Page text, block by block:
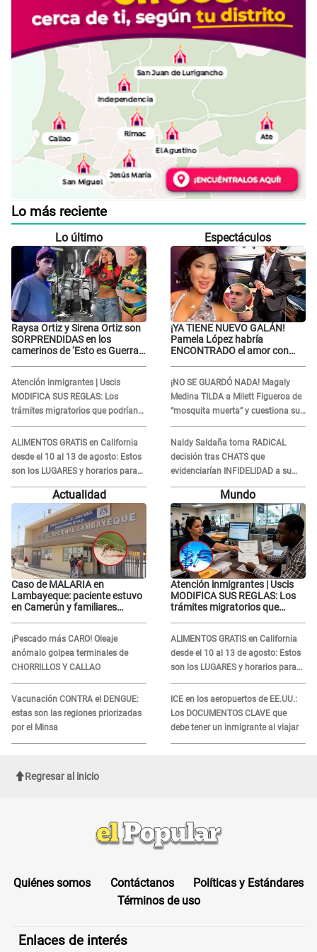
Lo más reciente
Lo último
Raysa Ortiz y Sirena Ortiz son
SORPRENDIDAS en los
camerinos de ‘Esto es Guerra’
Gabriel Moisés: “Gracias”
Atención inmigrantes | Uscis
MODIFICA SUS REGLAS: Los
trámites migratorios que podrían
necesitar tu prueba de ADN
ALIMENTOS GRATIS en California
desde el 10 al 13 de agosto: Estos
son los LUGARES y horarios para
recibir la ayuda
Espectáculos
¡YA TIENE NUEVO GALÁN!
Pamela López habría
ENCONTRADO el amor con
¡NO SE GUARDÓ NADA! Magaly
Medina TILDA a Milett Figueroa de
“mosquita muerta” y cuestiona su
RECONCILIACIÓN con Marcelo
Tinelli en TV argentina
Naldy Saldaña toma RADICAL
decisión tras CHATS que
evidenciarían INFIDELIDAD a su
novio con animador de 'La Bella
Luz': "Un día..."
Actualidad
Caso de MALARIA en
Lambayeque: paciente estuvo
en Camerún y familiares
¡Pescado más CARO! Oleaje
anómalo golpea terminales de
CHORRILLOS Y CALLAO
Vacunación CONTRA el DENGUE:
estas son las regiones priorizadas
por el Minsa
Mundo
Atención inmigrantes | Uscis
MODIFICA SUS REGLAS: Los
trámites migratorios que
ALIMENTOS GRATIS en California
desde el 10 al 13 de agosto: Estos
son los LUGARES y horarios para
recibir la ayuda
ICE en los aeropuertos de EE.UU.:
Los DOCUMENTOS CLAVE que
debe tener un inmigrante al viajar
Regresar al inicio
Quiénes somos Contáctanos
Políticas y Estándares
Términos de uso
Enlaces de interés